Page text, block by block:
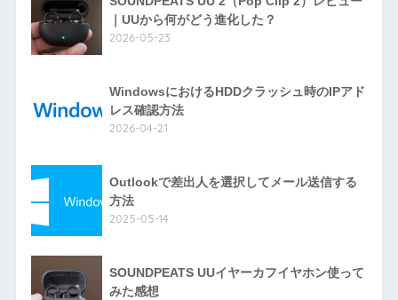
｜UUから何がどう進化した？
2026-05-23
WindowsにおけるHDDクラッシュ時のIPアド
レス確認方法
2026-04-21
Outlookで差出人を選択してメール送信する
方法
2025-05-14
SOUNDPEATS UUイヤーカフイヤホン使って
みた感想